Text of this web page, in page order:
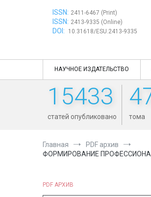
ISSN: 2411-6467 (Print)
ISSN: 2413-9335 (Online)
DOI: 10.31618/ESU.2413-9335
НАУЧНОЕ ИЗДАТЕЛЬСТВО
15433
статей опубликовано тома
Главная
PDF архив
ФОРМИРОВАНИЕ
PDF АРХИВ